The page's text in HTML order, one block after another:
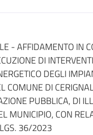
- AFFIDAMENTO IN
DI
DEGLI
COMUNE DI
PUBBLICA, DI
MUNICIPIO, CON
36/2023